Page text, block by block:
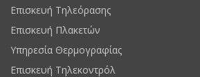
Επισκευή Τηλεόρασης
Επισκευή Πλακετών
Υπηρεσία Θερμογραφίας
Επισκευή Τηλεκοντρόλ